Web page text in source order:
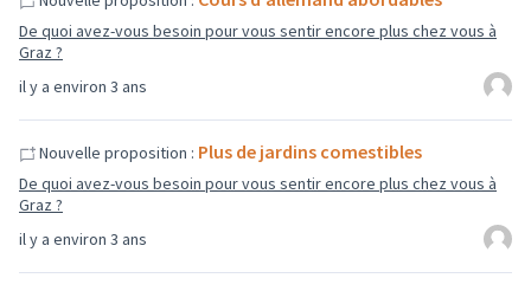
il y a environ 3 ans
De quoi avez-vous besoin pour vous sentir encore plus chez vous à
Graz ?
il y a environ 3 ans
Nouvelle proposition : Plus de jardins comestibles
De quoi avez-vous besoin pour vous sentir encore plus chez vous à
Graz ?